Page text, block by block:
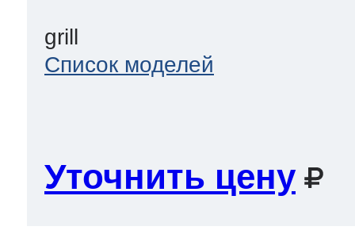
grill
Список моделей
Уточнить цену